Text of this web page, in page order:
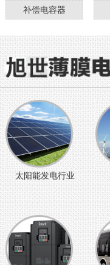
补偿电容器
太阳能发电行业